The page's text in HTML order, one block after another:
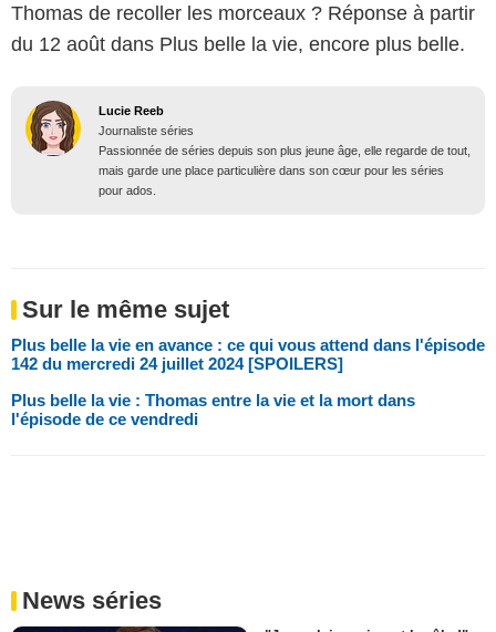
Thomas de recoller les morceaux ? Réponse à partir
du 12 août dans Plus belle la vie, encore plus belle.
Lucie Reeb
Journaliste séries
Passionnée de séries depuis son plus jeune âge, elle regarde de tout,
mais garde une place particulière dans son cœur pour les séries
pour ados.
Sur le même sujet
Plus belle la vie en avance : ce qui vous attend dans l'épisode
142 du mercredi 24 juillet 2024 [SPOILERS]
Plus belle la vie : Thomas entre la vie et la mort dans
l'épisode de ce vendredi
News séries